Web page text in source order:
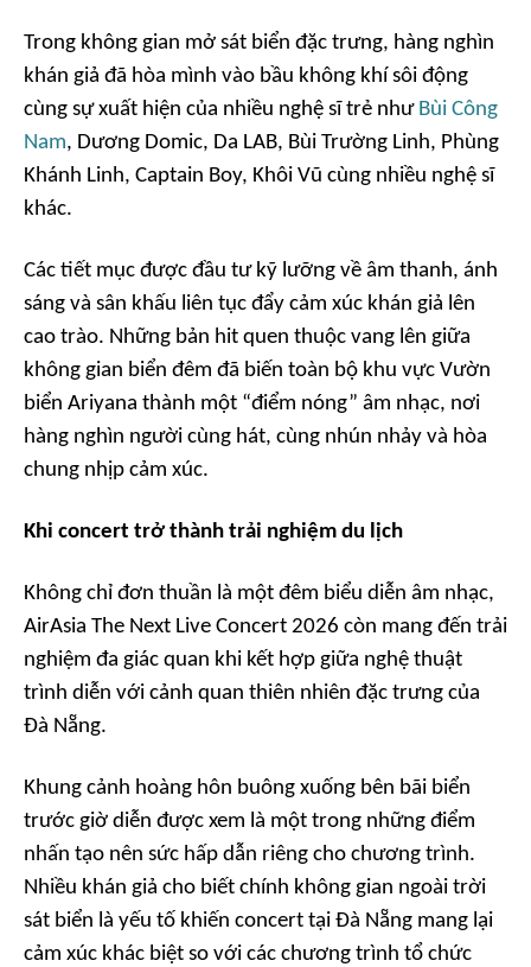
Trong không gian mở sát biển đặc trưng, hàng nghìn
khán giả đã hòa mình vào bầu không khí sôi động
cùng sự xuất hiện của nhiều nghệ sĩ trẻ như Bùi Công
Nam, Dương Domic, Da LAB, Bùi Trường Linh, Phùng
Khánh Linh, Captain Boy, Khôi Vũ cùng nhiều nghệ sĩ
khác.
Các tiết mục được đầu tư kỹ lưỡng về âm thanh, ánh
sáng và sân khấu liên tục đẩy cảm xúc khán giả lên
cao trào. Những bản hit quen thuộc vang lên giữa
không gian biển đêm đã biến toàn bộ khu vực Vườn
biển Ariyana thành một “điểm nóng” âm nhạc, nơi
hàng nghìn người cùng hát, cùng nhún nhảy và hòa
chung nhịp cảm xúc.
Khi concert trở thành trải nghiệm du lịch
Không chỉ đơn thuần là một đêm biểu diễn âm nhạc,
AirAsia The Next Live Concert 2026 còn mang đến trải
nghiệm đa giác quan khi kết hợp giữa nghệ thuật
trình diễn với cảnh quan thiên nhiên đặc trưng của
Đà Nẵng.
Khung cảnh hoàng hôn buông xuống bên bãi biển
trước giờ diễn được xem là một trong những điểm
nhấn tạo nên sức hấp dẫn riêng cho chương trình.
Nhiều khán giả cho biết chính không gian ngoài trời
sát biển là yếu tố khiến concert tại Đà Nẵng mang lại
cảm xúc khác biệt so với các chương trình tổ chức